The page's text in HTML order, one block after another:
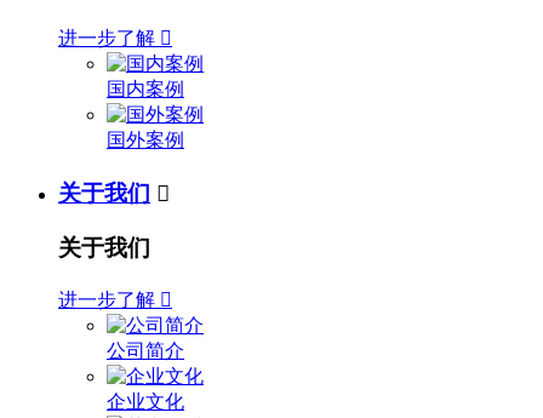
进一步了解 
国内案例
国外案例
关于我们 
关于我们
进一步了解 
公司简介
企业文化